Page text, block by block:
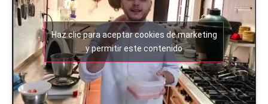
Haz clic para aceptar cookies de marketing
y permitir este contenido